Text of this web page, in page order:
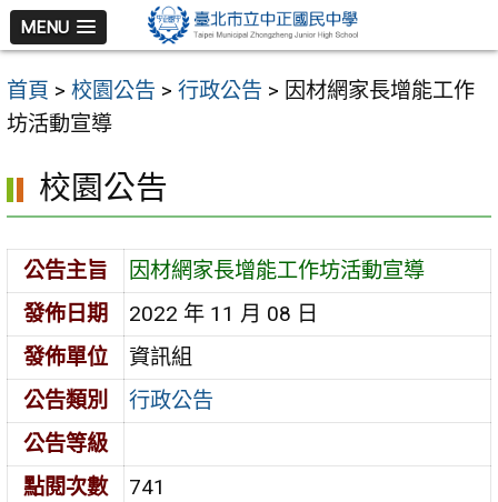
跳
至
主
要
容
區
MENU
首頁 > 校園公告 > 行政公告 > 因材網家長增能工作
坊活動宣導
校園公告
公告主旨
因材網家長增能工作坊活動宣導
發佈日期
2022 年 11 月 08 日
發佈單位
資訊組
公告類別
行政公告
公告等級
點閱次數
741